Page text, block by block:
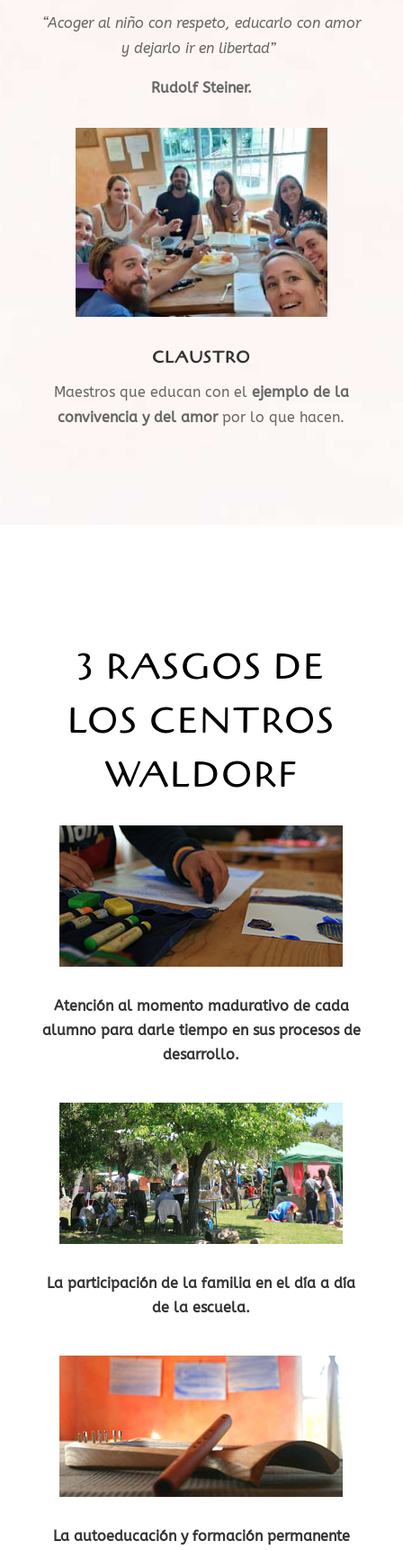
“Acoger al niño con respeto, educarlo con amor
y dejarlo ir en libertad”
Rudolf Steiner.
CLAUSTRO
Maestros que educan con el ejemplo de la
convivencia y del amorpor lo que hacen.
3 RASGOS DE
LOS CENTROS
WALDORF
Atención al momento madurativo de cada
alumno para darle tiempo en sus procesos de
desarrollo.
La participación de la familia en el día a día
de la escuela.
La autoeducación y formación permanente